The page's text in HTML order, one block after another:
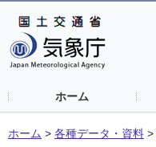
ホーム
ホーム > 各種データ・資料 >